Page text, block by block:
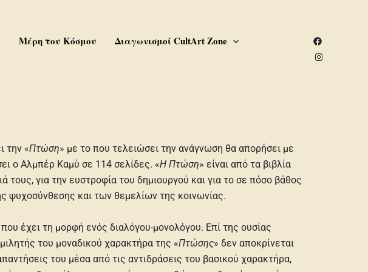
Μέρη του Κόσμου Διαγωνισμοί CultArt Zone
την «Πτώση» με το που τελειώσει την ανάγνωση θα απορήσει με
ο Αλμπέρ Καμύ σε 114 σελίδες. «Η Πτώση» είναι από τα βιβλία
τους, για την ευστροφία του δημιουργού και για το σε πόσο βάθος
ψυχοσύνθεσης και των θεμελίων της κοινωνίας.
έχει τη μορφή ενός διαλόγου-μονολόγου. Επί της ουσίας
του μοναδικού χαρακτήρα της «Πτώσης» δεν αποκρίνεται
του μέσα από τις αντιδράσεις του βασικού χαρακτήρα,